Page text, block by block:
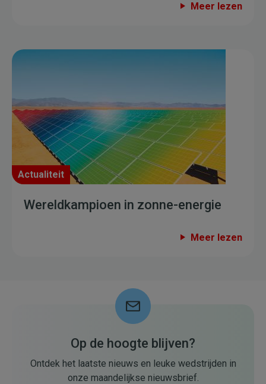
Meer lezen
Actualiteit
Wereldkampioen in zonne-energie
Meer lezen
Op de hoogte blijven?
Ontdek het laatste nieuws en leuke wedstrijden in
onze maandelijkse nieuwsbrief.